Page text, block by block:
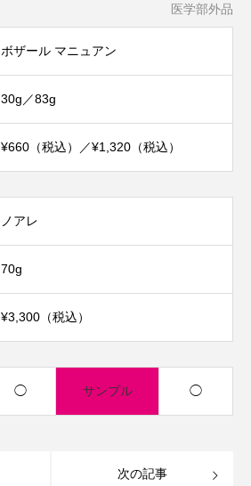
医学部外品
ボザール マニュアン
30g／83g
¥660（税込）／¥1,320（税込）
ノアレ
70g
¥3,300（税込）
◯ サンプル ◯
次の記事